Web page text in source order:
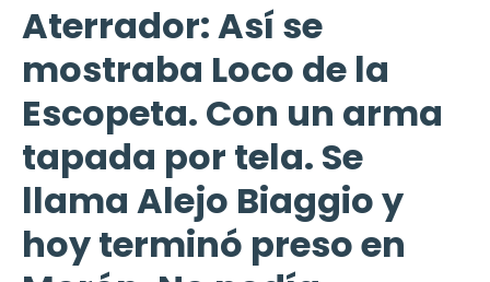
Aterrador: Así se
mostraba Loco de la
Escopeta. Con un arma
tapada por tela. Se
llama Alejo Biaggio y
hoy terminó preso en